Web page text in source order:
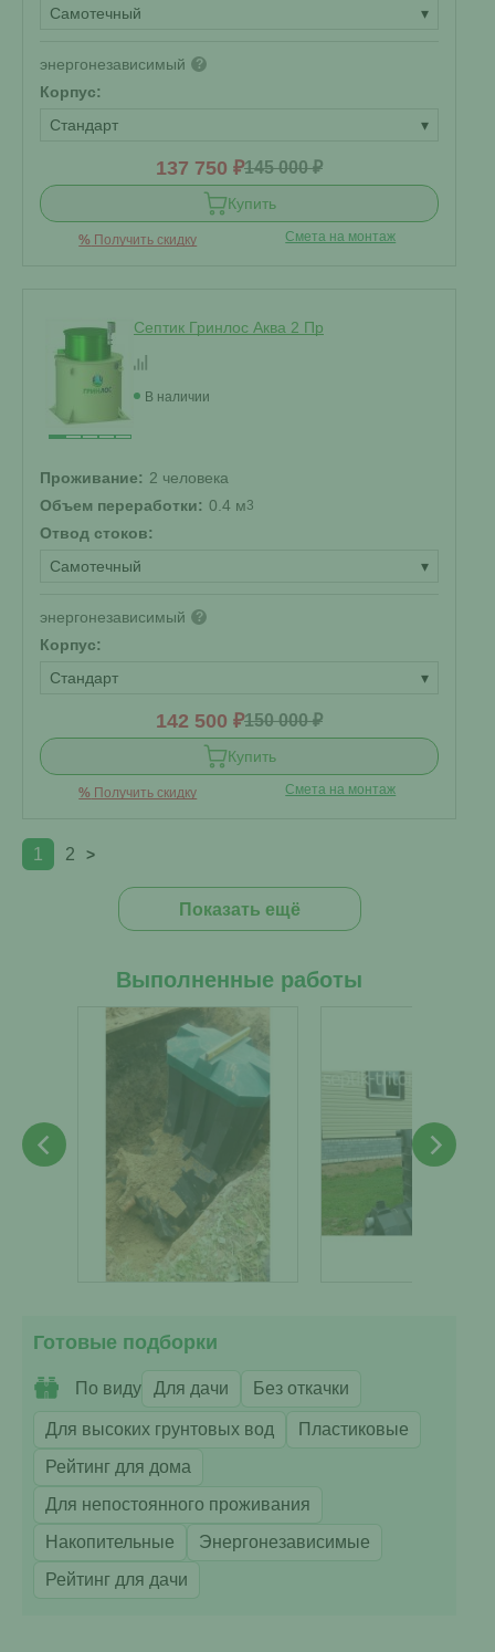
Самотечный ▾
энергонезависимый ?
Корпус:
Стандарт
▾
137 750 ₽145 000 ₽
Купить
% Получить скидку Смета на монтаж
Септик Гринлос Аква 2 Пр
В наличии
Проживание: 2 человека
Объем переработки: 0.4 м3
Отвод стоков:
Самотечный
▾
энергонезависимый ?
Корпус:
Стандарт
▾
142 500 ₽150 000 ₽
Купить
% Получить скидку Смета на монтаж
1 2 >
Показать ещё
Выполненные работы
Готовые подборки
По виду Для дачи Без откачки
Для высоких грунтовых вод
Пластиковые
Рейтинг для дома
Для непостоянного проживания
Накопительные
Энергонезависимые
Рейтинг для дачи